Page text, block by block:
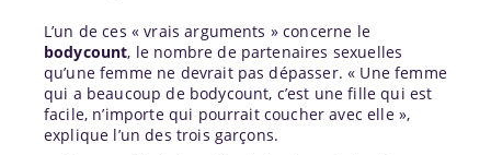
L’un de ces « vrais arguments » concerne le
bodycount, le nombre de partenaires sexuelles
qu’une femme ne devrait pas dépasser. « Une femme
qui a beaucoup de bodycount, c’est une fille qui est
facile, n’importe qui pourrait coucher avec elle »,
explique l’un des trois garçons.